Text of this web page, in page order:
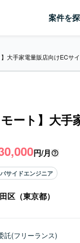
案件を
】大手家電量販店向けECサ
モート】大
円/月
サイドエンジニア
区（東京都）
託(フリーランス)